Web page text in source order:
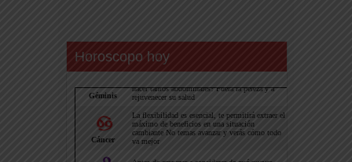
Horoscopo hoy